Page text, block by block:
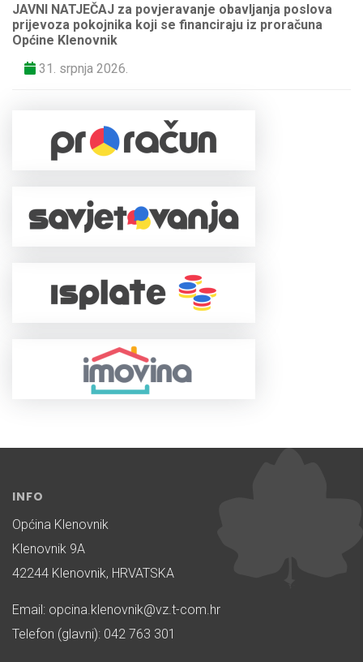
JAVNI NATJEČAJ za povjeravanje obavljanja poslova
prijevoza pokojnika koji se financiraju iz proračuna
Općine Klenovnik
31. srpnja 2026.
INFO
Općina Klenovnik
Klenovnik 9A
42244 Klenovnik, HRVATSKA
Email: opcina.klenovnik@vz.t-com.hr
Telefon (glavni): 042 763 301